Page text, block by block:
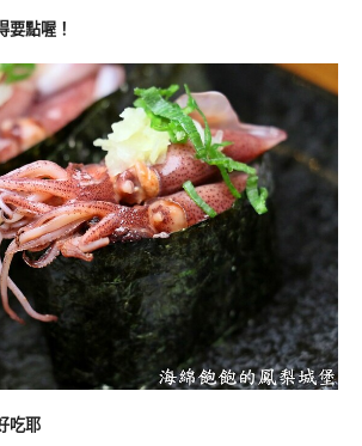
要點喔！
吃耶